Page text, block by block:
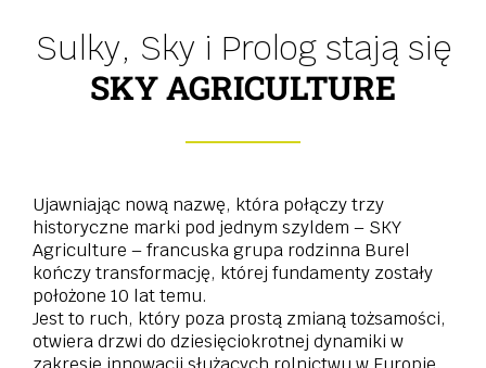
Sulky, Sky i Prolog stają się
SKY AGRICULTURE
Ujawniając nową nazwę, która połączy trzy
historyczne marki pod jednym szyldem – SKY
Agriculture – francuska grupa rodzinna Burel
kończy transformację, której fundamenty zostały
położone 10 lat temu.
Jest to ruch, który poza prostą zmianą tożsamości,
otwiera drzwi do dziesięciokrotnej dynamiki w